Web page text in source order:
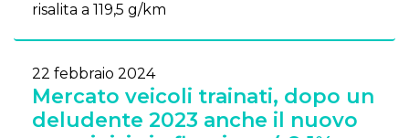
risalita a 119,5 g/km
22 febbraio 2024
Mercato veicoli trainati, dopo un
deludente 2023 anche il nuovo